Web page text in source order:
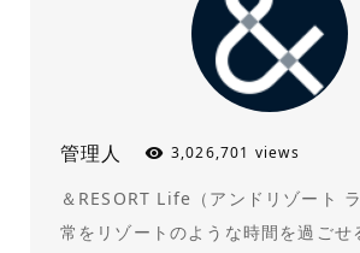
管理人 3,026,701 views
＆RESORT Life（アンドリゾート
常をリゾートのような時間を過ごせ